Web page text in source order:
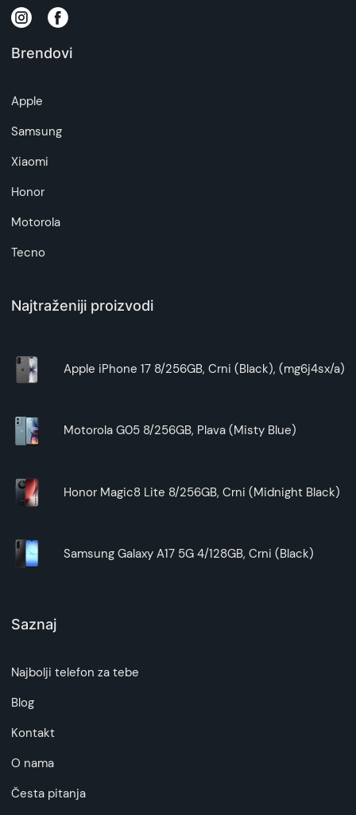
na daljinu, uslove reklamacije i povrata pročitajte
artikala budu što tačnije i detaljnije ali ne može
da garantuje da su svi podaci apsolutno ispravni.
Brendovi
Apple
Samsung
Xiaomi
Honor
Motorola
Tecno
Najtraženiji proizvodi
Apple iPhone 17 8/256GB, Crni (Black), (mg6j4sx/a)
Motorola G05 8/256GB, Plava (Misty Blue)
Honor Magic8 Lite 8/256GB, Crni (Midnight Black)
Samsung Galaxy A17 5G 4/128GB, Crni (Black)
Saznaj
Najbolji telefon za tebe
Blog
Kontakt
O nama
Česta pitanja